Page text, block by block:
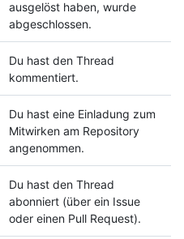
ausgelöst haben, wurde
abgeschlossen.
Du hast den Thread
kommentiert.
Du hast eine Einladung zum
Mitwirken am Repository
angenommen.
Du hast den Thread
abonniert (über ein Issue
oder einen Pull Request).